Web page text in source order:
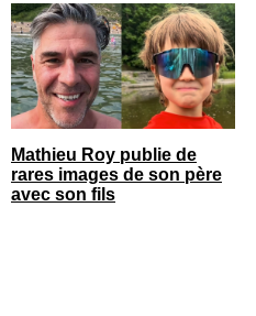
Mathieu Roy publie de
rares images de son père
avec son fils